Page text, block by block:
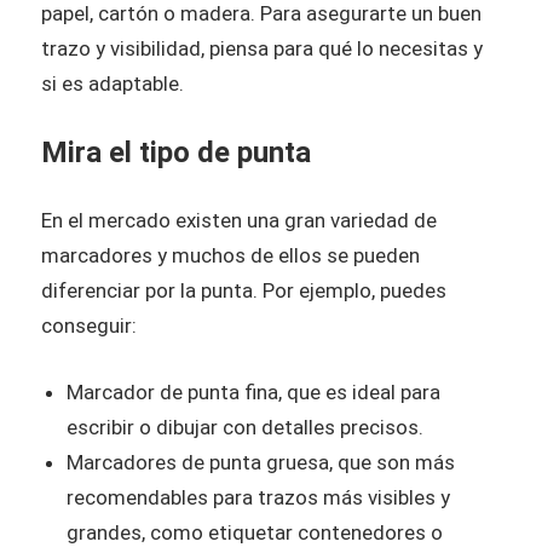
papel, cartón o madera. Para asegurarte un buen
trazo y visibilidad, piensa para qué lo necesitas y
si es adaptable.
Mira el tipo de punta
En el mercado existen una gran variedad de
marcadores y muchos de ellos se pueden
diferenciar por la punta. Por ejemplo, puedes
conseguir:
Marcador de punta fina, que es ideal para
escribir o dibujar con detalles precisos.
Marcadores de punta gruesa, que son más
recomendables para trazos más visibles y
grandes, como etiquetar contenedores o